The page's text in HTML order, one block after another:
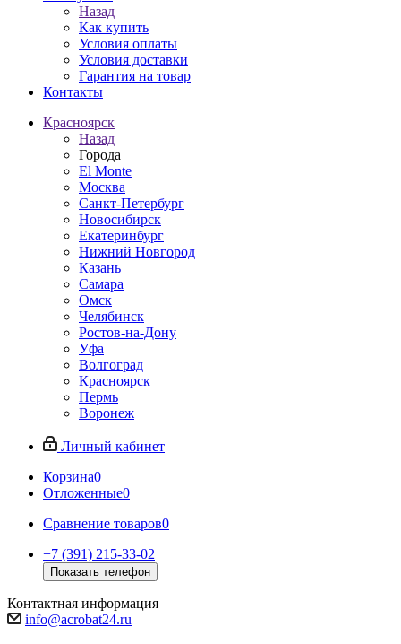
Назад
Как купить
Условия оплаты
Условия доставки
Гарантия на товар
Контакты
Красноярск
Назад
Города
El Monte
Москва
Санкт-Петербург
Новосибирск
Екатеринбург
Нижний Новгород
Казань
Самара
Омск
Челябинск
Ростов-на-Дону
Уфа
Волгоград
Красноярск
Пермь
Воронеж
Личный кабинет
Корзина0
Отложенные0
Сравнение товаров0
+7 (391) 215-33-02
Показать телефон
Контактная информация
info@acrobat24.ru